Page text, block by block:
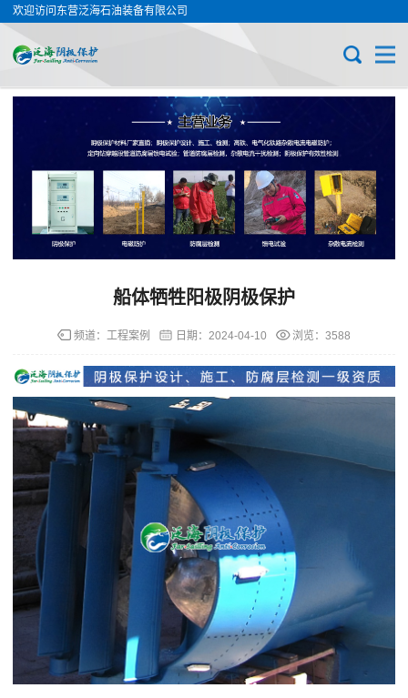
欢迎访问东营泛海石油装备有限公司
船体牺牲阳极阴极保护
频道： 工程案例 日期： 2024-04-10 浏览：3588